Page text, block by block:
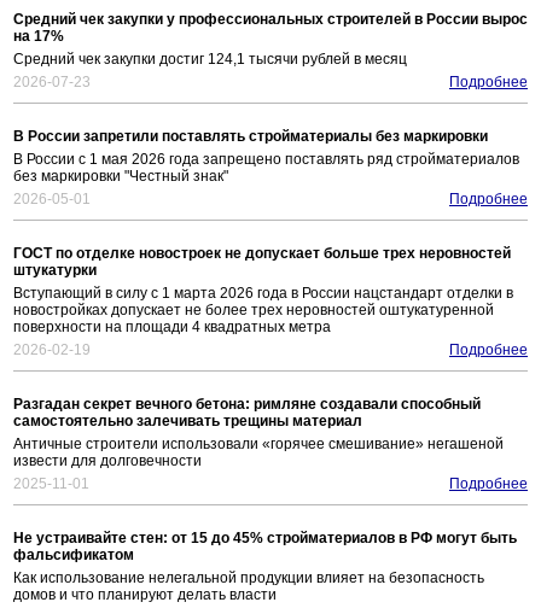
Средний чек закупки у профессиональных строителей в России вырос
на 17%
Средний чек закупки достиг 124,1 тысячи рублей в месяц
2026-07-23
Подробнее
В России запретили поставлять стройматериалы без маркировки
В России с 1 мая 2026 года запрещено поставлять ряд стройматериалов
без маркировки "Честный знак"
2026-05-01
Подробнее
ГОСТ по отделке новостроек не допускает больше трех неровностей
штукатурки
Вступающий в силу с 1 марта 2026 года в России нацстандарт отделки в
новостройках допускает не более трех неровностей оштукатуренной
поверхности на площади 4 квадратных метра
2026-02-19
Подробнее
Разгадан секрет вечного бетона: римляне создавали способный
самостоятельно залечивать трещины материал
Античные строители использовали «горячее смешивание» негашеной
извести для долговечности
2025-11-01
Подробнее
Не устраивайте стен: от 15 до 45% стройматериалов в РФ могут быть
фальсификатом
Как использование нелегальной продукции влияет на безопасность
домов и что планируют делать власти